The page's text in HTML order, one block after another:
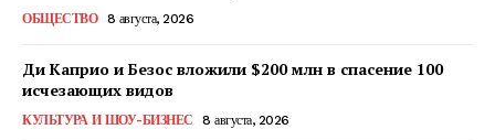
ОБЩЕСТВО 8 августа, 2026
Ди Каприо и Безос вложили $200 млн в спасение 100
исчезающих видов
КУЛЬТУРА И ШОУ-БИЗНЕС 8 августа, 2026